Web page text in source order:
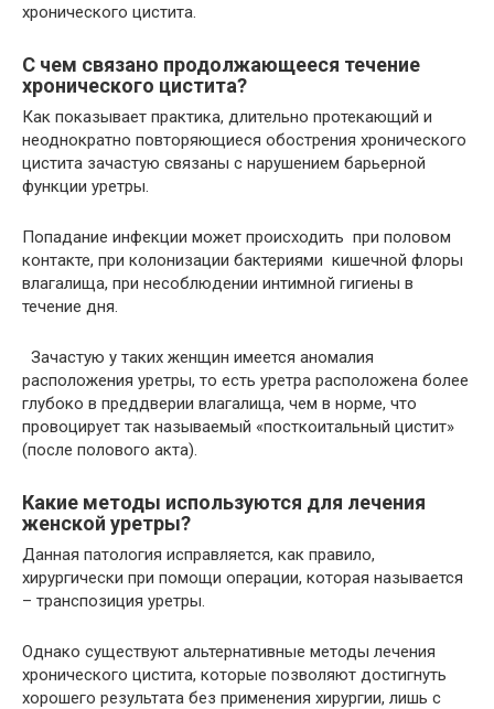
хронического цистита.
С чем связано продолжающееся течение
хронического цистита?
Как показывает практика, длительно протекающий и
неоднократно повторяющиеся обострения хронического
цистита зачастую связаны с нарушением барьерной
функции уретры.
Попадание инфекции может происходить при половом
контакте, при колонизации бактериями кишечной флоры
влагалища, при несоблюдении интимной гигиены в
течение дня.
Зачастую у таких женщин имеется аномалия
расположения уретры, то есть уретра расположена более
глубоко в преддверии влагалища, чем в норме, что
провоцирует так называемый «посткоитальный цистит»
(после полового акта).
Какие методы используются для лечения
женской уретры?
Данная патология исправляется, как правило,
хирургически при помощи операции, которая называется
– транспозиция уретры.
Однако существуют альтернативные методы лечения
хронического цистита, которые позволяют достигнуть
хорошего результата без применения хирургии, лишь с